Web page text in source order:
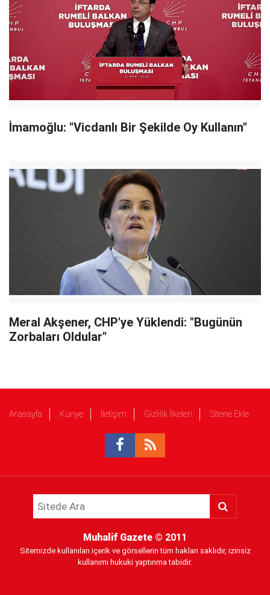
İmamoğlu: "Vicdanlı Bir Şekilde Oy Kullanın"
Meral Akşener, CHP'ye Yüklendi: "Bugünün
Zorbaları Oldular"
Anasayfa Künye İletişim Gizlilik İlkeleri Sitene Ekle
Muhalif Gazete © 2011
Sitemizde kullanılan içerik ve görsellerin tüm hakları saklıdır, izinsiz
kullanımı hukuki yaptırıma tabidir.